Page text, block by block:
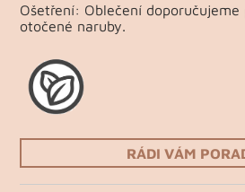
Ošetření: Oblečení doporučujeme
otočené naruby.
RÁDI VÁM